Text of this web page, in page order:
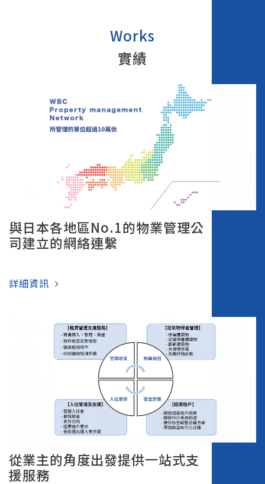
Works
實績
與日本各地區No.1的物業管理公
司建立的網絡連繫
詳細資訊
從業主的角度出發提供一站式支
援服務